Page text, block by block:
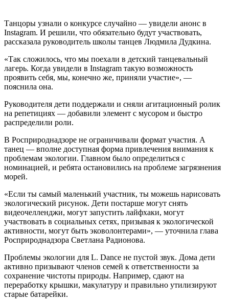
Танцоры узнали о конкурсе случайно — увидели анонс в
Instagram. И решили, что обязательно будут участвовать,
рассказала руководитель школы танцев Людмила Дудкина.
«Так сложилось, что мы поехали в детский танцевальный
лагерь. Когда увидели в Instаgrаm такую возможность
проявить себя, мы, конечно же, приняли участие», —
пояснила она.
Руководителя дети поддержали и сняли агитационный ролик
на репетициях — добавили элемент с мусором и быстро
распределили роли.
В Росприроднадзоре не ограничивали формат участия. А
танец — вполне доступная форма привлечения внимания к
проблемам экологии. Главном было определиться с
номинацией, и ребята остановились на проблеме загрязнения
морей.
«Если ты самый маленький участник, ты можешь нарисовать
экологический рисунок. Дети постарше могут снять
видеочелленджи, могут запустить лайфхаки, могут
участвовать в социальных сетях, призывая к экологической
активности, могут быть эковолонтерами», — уточнила глава
Росприроднадзора Светлана Радионова.
Проблемы экологии для L. Dance не пустой звук. Дома дети
активно призывают членов семей к ответственности за
сохранение чистоты природы. Например, сдают на
переработку крышки, макулатуру и правильно утилизируют
старые батарейки.